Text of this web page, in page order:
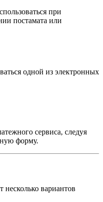
при
постамата или
одной из электронных
сервиса, следуя
форму.
несколько вариантов